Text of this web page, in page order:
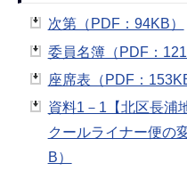
次第（PDF：94KB）
委員名簿（PDF：
座席表（PDF：
資料1－1【北区長
クールライナー便の
B）